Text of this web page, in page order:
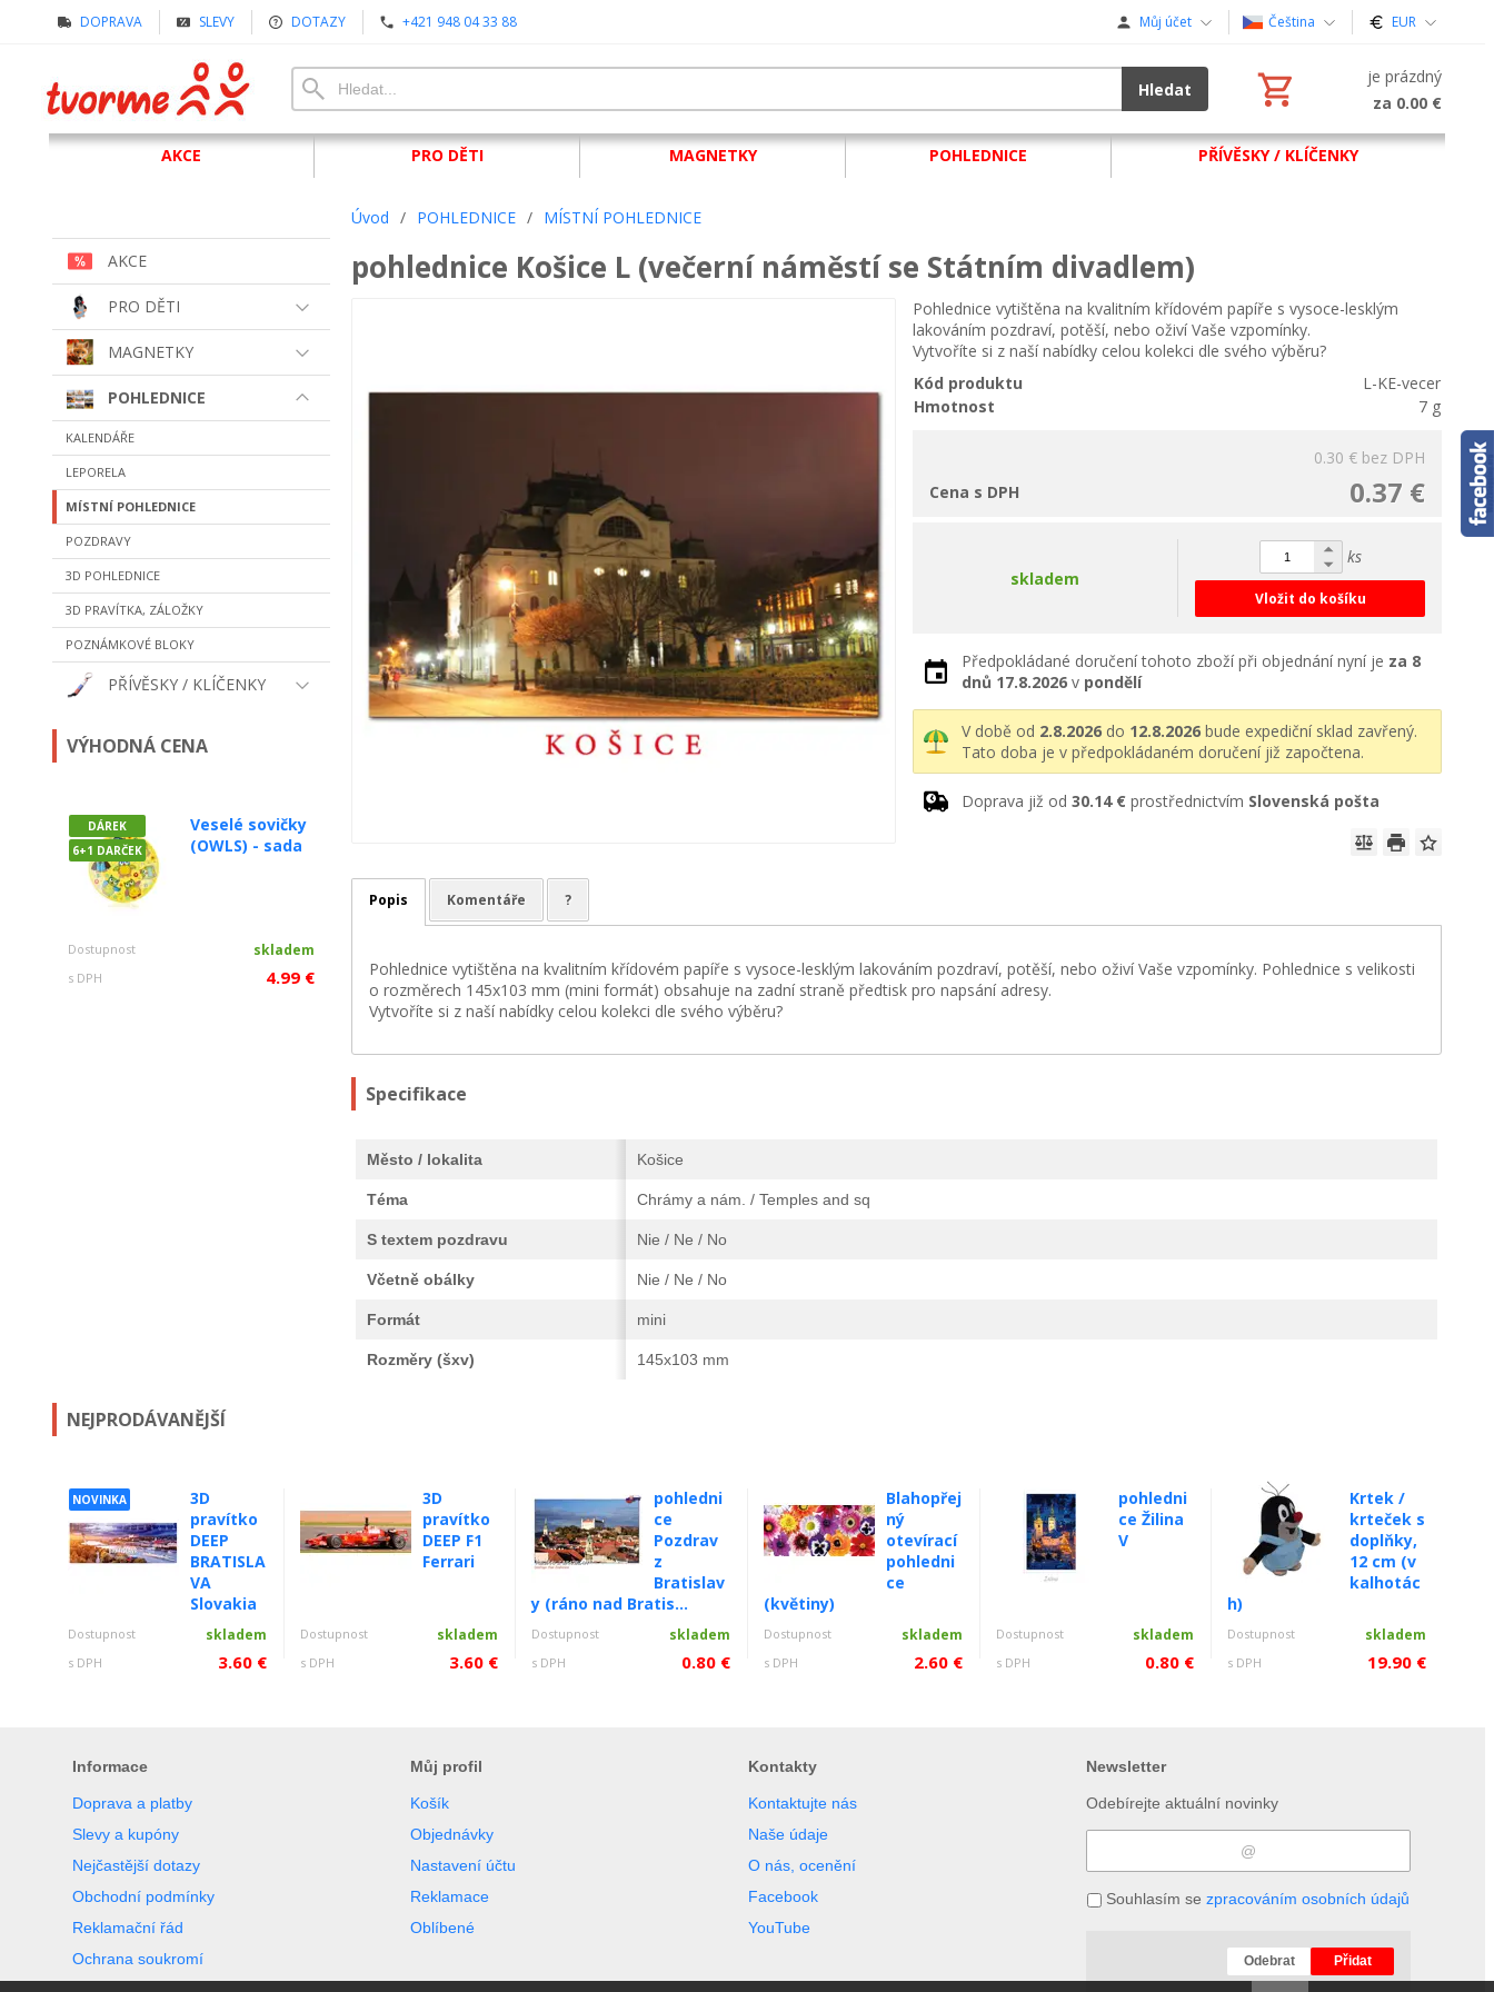
DOPRAVA SLEVY DOTAZY +421 948 04 33 88 Můj účet Čeština EUR
Hledat
je prázdný
za 0.00 €
AKCE PRO DĚTI MAGNETKY POHLEDNICE PŘÍVĚSKY / KLÍČENKY
AKCE
PRO DĚTI
MAGNETKY
POHLEDNICE
KALENDÁŘE
LEPORELA
MÍSTNÍ POHLEDNICE
POZDRAVY
3D POHLEDNICE
3D PRAVÍTKA, ZÁLOŽKY
POZNÁMKOVÉ BLOKY
PŘÍVĚSKY / KLÍČENKY
VÝHODNÁ CENA
DÁREK
6+1 DARČEK
Veselé sovičky
(OWLS) - sada
Dostupnost skladem
s DPH 4.99 €
Úvod / POHLEDNICE / MÍSTNÍ POHLEDNICE
pohlednice Košice L (večerní náměstí se Státním divadlem)
Pohlednice vytištěna na kvalitním křídovém papíře s vysoce-lesklým
lakováním pozdraví, potěší, nebo oživí Vaše vzpomínky.
Vytvoříte si z naší nabídky celou kolekci dle svého výběru?
Kód produktu
L-KE-vecer
Hmotnost
7 g
0.30 € bez DPH
0.37 €
Cena s DPH
skladem
ks
Vložit do košíku
Předpokládané doručení tohoto zboží při objednání nyní je za 8
dnů 17.8.2026 v pondělí
V době od 2.8.2026 do 12.8.2026 bude expediční sklad zavřený.
Tato doba je v předpokládaném doručení již započtena.
Doprava již od30.14 € prostřednictvím Slovenská pošta
Popis Komentáře ?
Pohlednice vytištěna na kvalitním křídovém papíře s vysoce-lesklým lakováním pozdraví, potěší, nebo oživí Vaše vzpomínky. Pohlednice s velikosti
o rozměrech 145x103 mm (mini formát) obsahuje na zadní straně předtisk pro napsání adresy.
Vytvoříte si z naší nabídky celou kolekci dle svého výběru?
Specifikace
Město / lokalita Košice
Téma Chrámy a nám. / Temples and sq
S textem pozdravu Nie / Ne / No
Včetně obálky Nie / Ne / No
Formát mini
Rozměry (šxv) 145x103 mm
NEJPRODÁVANĚJŠÍ
NOVINKA
3D
pravítko
DEEP
BRATISLA
VA
Slovakia
Dostupnost skladem
s DPH 3.60 €
3D
pravítko
DEEP F1
Ferrari
Dostupnost skladem
s DPH 3.60 €
pohledni
ce
Pozdrav
z
Bratislav
y (ráno nad Bratis...
Dostupnost skladem
s DPH 0.80 €
Blahopřej
ný
otevírací
pohledni
ce
(květiny)
Dostupnost skladem
s DPH 2.60 €
pohledni
ce Žilina
V
Dostupnost skladem
s DPH 0.80 €
Krtek /
krteček s
doplňky,
12 cm (v
kalhotác
h)
Dostupnost skladem
s DPH 19.90 €
Informace
Doprava a platby
Slevy a kupóny
Nejčastější dotazy
Obchodní podmínky
Reklamační řád
Ochrana soukromí
Můj profil
Košík
Objednávky
Nastavení účtu
Reklamace
Oblíbené
Kontakty
Kontaktujte nás
Naše údaje
O nás, ocenění
Facebook
YouTube
Newsletter
Odebírejte aktuální novinky
Souhlasím se zpracováním osobních údajů
Odebrat Přidat